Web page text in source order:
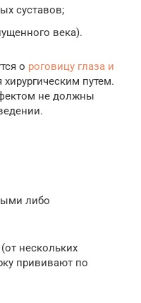
суставов;
века).
о роговицу глаза и
хирургическим путем.
не должны
либо
нескольких
прививают по